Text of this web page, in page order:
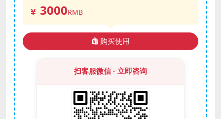
3000RMB
购买使用
扫客服微信 · 立即咨询